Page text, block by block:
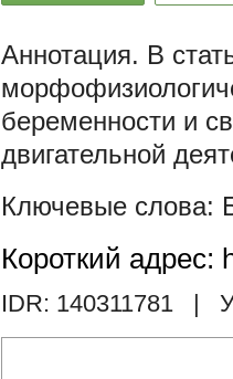
В
беременности и
двигательной
Короткий адрес:
IDR: 140311781 |